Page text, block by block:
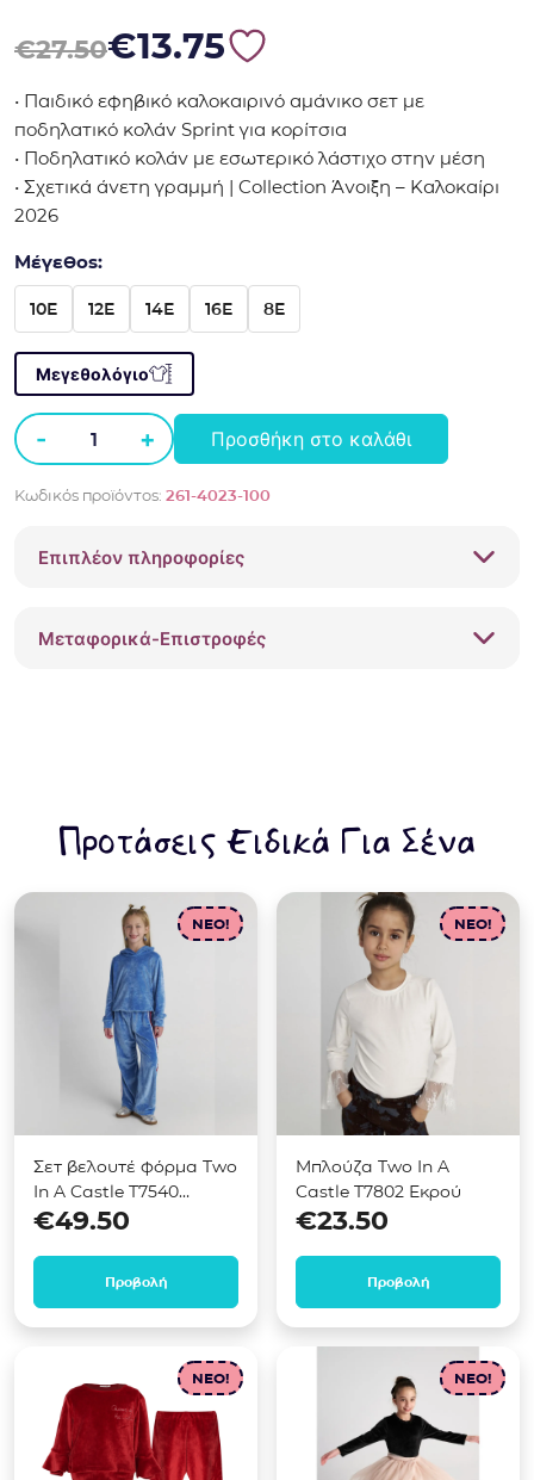
€27.50
Original price was: €27.50.
€13.75
Η τρέχουσα τιμή είναι: €13.75.
• Παιδικό εφηβικό καλοκαιρινό αμάνικο σετ με
ποδηλατικό κολάν Sprint για κορίτσια
• Ποδηλατικό κολάν με εσωτερικό λάστιχο στην μέση
• Σχετικά άνετη γραμμή | Collection Άνοιξη – Καλοκαίρι
2026
Μέγεθος:
10E 12E 14E 16E 8E
Μεγεθολόγιο
-
Σετ
με
κολάν
4023
+ Προσθήκη στο καλάθι
Κωδικός προϊόντος: 261-4023-100
Επιπλέον πληροφορίες
Μεταφορικά-Επιστροφές
Προτάσεις Ειδικά Για Σένα
NEO!
Σετ βελουτέ φόρμα Two
In A Castle T7540
Γαλάζιο
€49.50
Προβολή
NEO!
Μπλούζα Two In A
Castle Τ7802 Εκρού
€23.50
Προβολή
NEO! NEO!